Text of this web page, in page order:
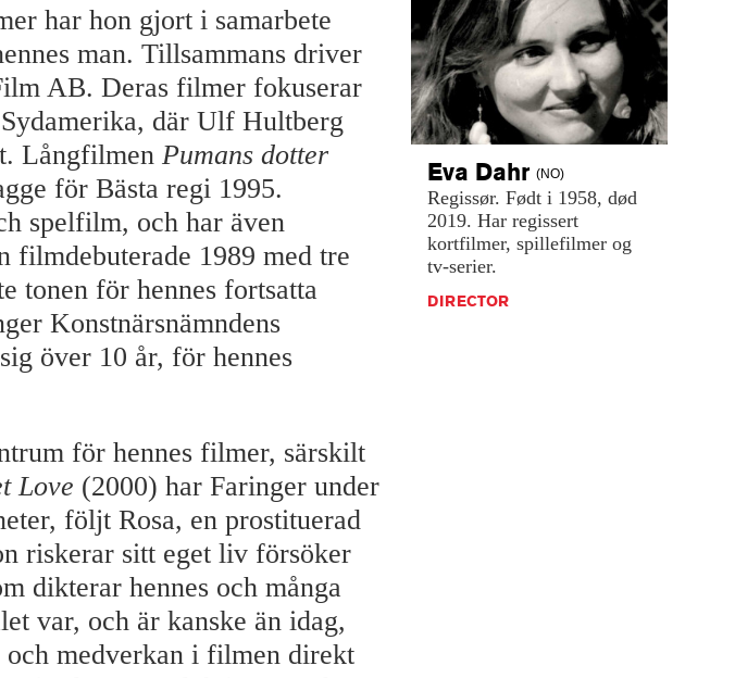
har hon gjort i samarbete
man. Tillsammans driver
AB. Deras filmer fokuserar
där Ulf Hultberg
Långfilmen Pumans dotter
för Bästa regi 1995.
spelfilm, och har även
filmdebuterade 1989 med tre
tonen för hennes fortsatta
Konstnärsnämndens
över 10 år, för hennes
för hennes filmer, särskilt
Love (2000) har Faringer under
följt Rosa, en prostituerad
riskerar sitt eget liv försöker
dikterar hennes och många
var, och är kanske än idag,
medverkan i filmen direkt
Eva Dahr (NO)
Regissør. Født i 1958, død
2019. Har regissert
kortfilmer, spillefilmer og
tv-serier.
DIRECTOR